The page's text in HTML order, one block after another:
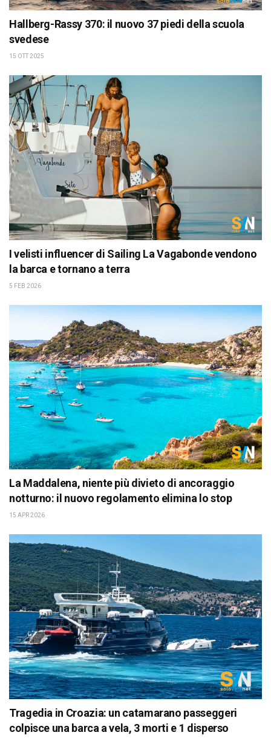
Hallberg-Rassy 370: il nuovo 37 piedi della scuola
svedese
15 OTT 2025
I velisti influencer di Sailing La Vagabonde vendono
la barca e tornano a terra
5 FEB 2026
La Maddalena, niente più divieto di ancoraggio
notturno: il nuovo regolamento elimina lo stop
15 APR 2026
Tragedia in Croazia: un catamarano passeggeri
colpisce una barca a vela, 3 morti e 1 disperso